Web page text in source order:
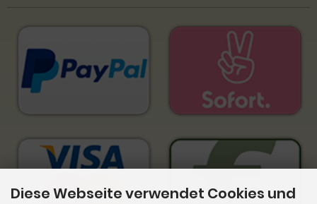
Diese Webseite verwendet Cookies und